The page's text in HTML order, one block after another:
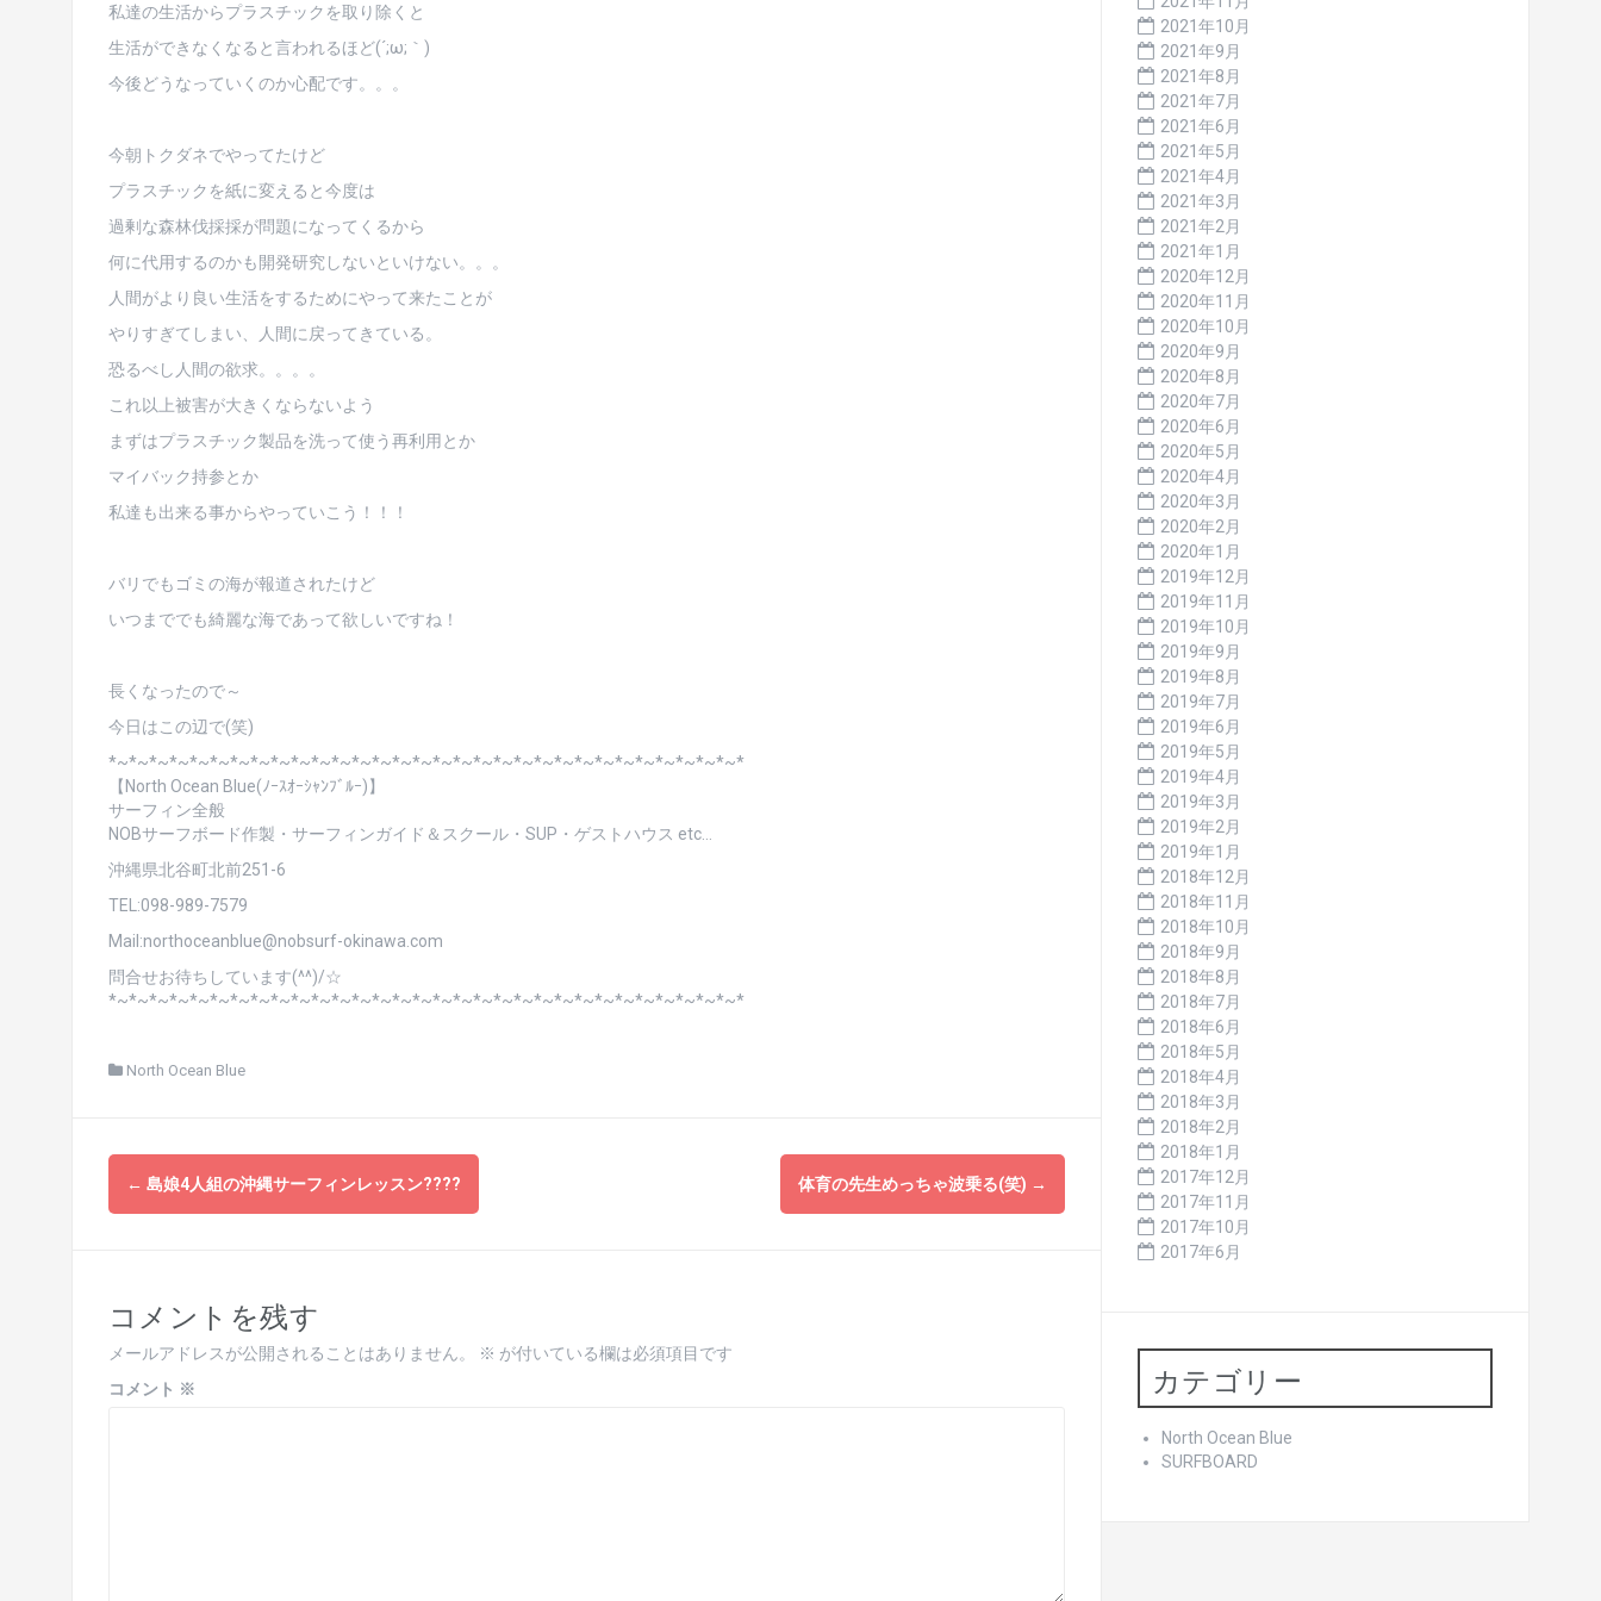
私達の生活からプラスチックを取り除くと
生活ができなくなると言われるほど(´;ω;｀)
今後どうなっていくのか心配です。。。
今朝トクダネでやってたけど
プラスチックを紙に変えると今度は
過剰な森林伐採採が問題になってくるから
何に代用するのかも開発研究しないといけない。。。
人間がより良い生活をするためにやって来たことが
やりすぎてしまい、人間に戻ってきている。
恐るべし人間の欲求。。。。
これ以上被害が大きくならないよう
まずはプラスチック製品を洗って使う再利用とか
マイバック持参とか
私達も出来る事からやっていこう！！！
バリでもゴミの海が報道されたけど
いつまででも綺麗な海であって欲しいですね！
長くなったので～
今日はこの辺で(笑)
*~*~*~*~*~*~*~*~*~*~*~*~*~*~*~*~*~*~*~*~*~*~*~*~*~*~*~*~*~*~*~*
【North Ocean Blue(ﾉｰｽｵｰｼｬﾝﾌﾞﾙｰ)】
サーフィン全般
NOBサーフボード作製・サーフィンガイド＆スクール・SUP・ゲストハウス etc…
沖縄県北谷町北前251-6
TEL:098-989-7579
Mail:northoceanblue@nobsurf-okinawa.com
問合せお待ちしています(^^)/☆
*~*~*~*~*~*~*~*~*~*~*~*~*~*~*~*~*~*~*~*~*~*~*~*~*~*~*~*~*~*~*~*
North Ocean Blue
投
稿
ビ
ゲ
ー
← 島娘4人組の沖縄サーフィンレッスン???? 体育の先生めっちゃ波乗る(笑) →
コメントを残す
メールアドレスが公開されることはありません。 ※ が付いている欄は必須項目です
コメント ※
2021年10月
2021年9月
2021年8月
2021年7月
2021年6月
2021年5月
2021年4月
2021年3月
2021年2月
2021年1月
2020年12月
2020年11月
2020年10月
2020年9月
2020年8月
2020年7月
2020年6月
2020年5月
2020年4月
2020年3月
2020年2月
2020年1月
2019年12月
2019年11月
2019年10月
2019年9月
2019年8月
2019年7月
2019年6月
2019年5月
2019年4月
2019年3月
2019年2月
2019年1月
2018年12月
2018年11月
2018年10月
2018年9月
2018年8月
2018年7月
2018年6月
2018年5月
2018年4月
2018年3月
2018年2月
2018年1月
2017年12月
2017年11月
2017年10月
2017年6月
カテゴリー
North Ocean Blue
SURFBOARD